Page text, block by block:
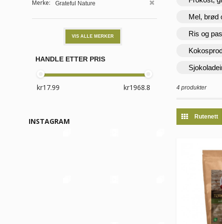
Mel, brød
Ris og
4 produkter
Rutenett
Merke: Grateful Nature
VIS ALLE MERKER
HANDLE ETTER PRIS
INSTAGRAM